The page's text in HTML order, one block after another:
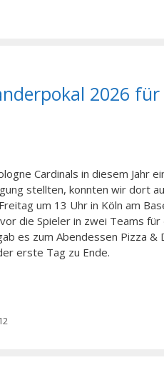
2026
Cardinals in diesem Jahr
stellten, konnten wir dort
um 13 Uhr in Köln am
die Spieler in zwei Teams
es zum Abendessen Pizza
erste Tag zu Ende.